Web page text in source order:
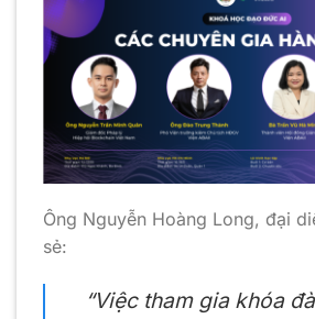
Ông Nguyễn Hoàng Long, đại
sẻ:
“Việc tham gia khóa